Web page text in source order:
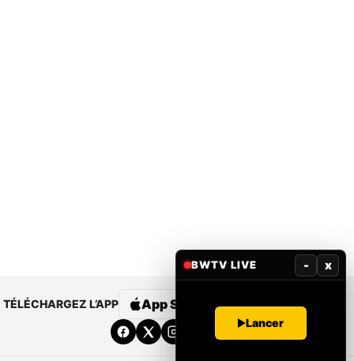
TÉLÉCHARGEZ L’APP App Store Google Play
BWTV LIVE - x
Lancer